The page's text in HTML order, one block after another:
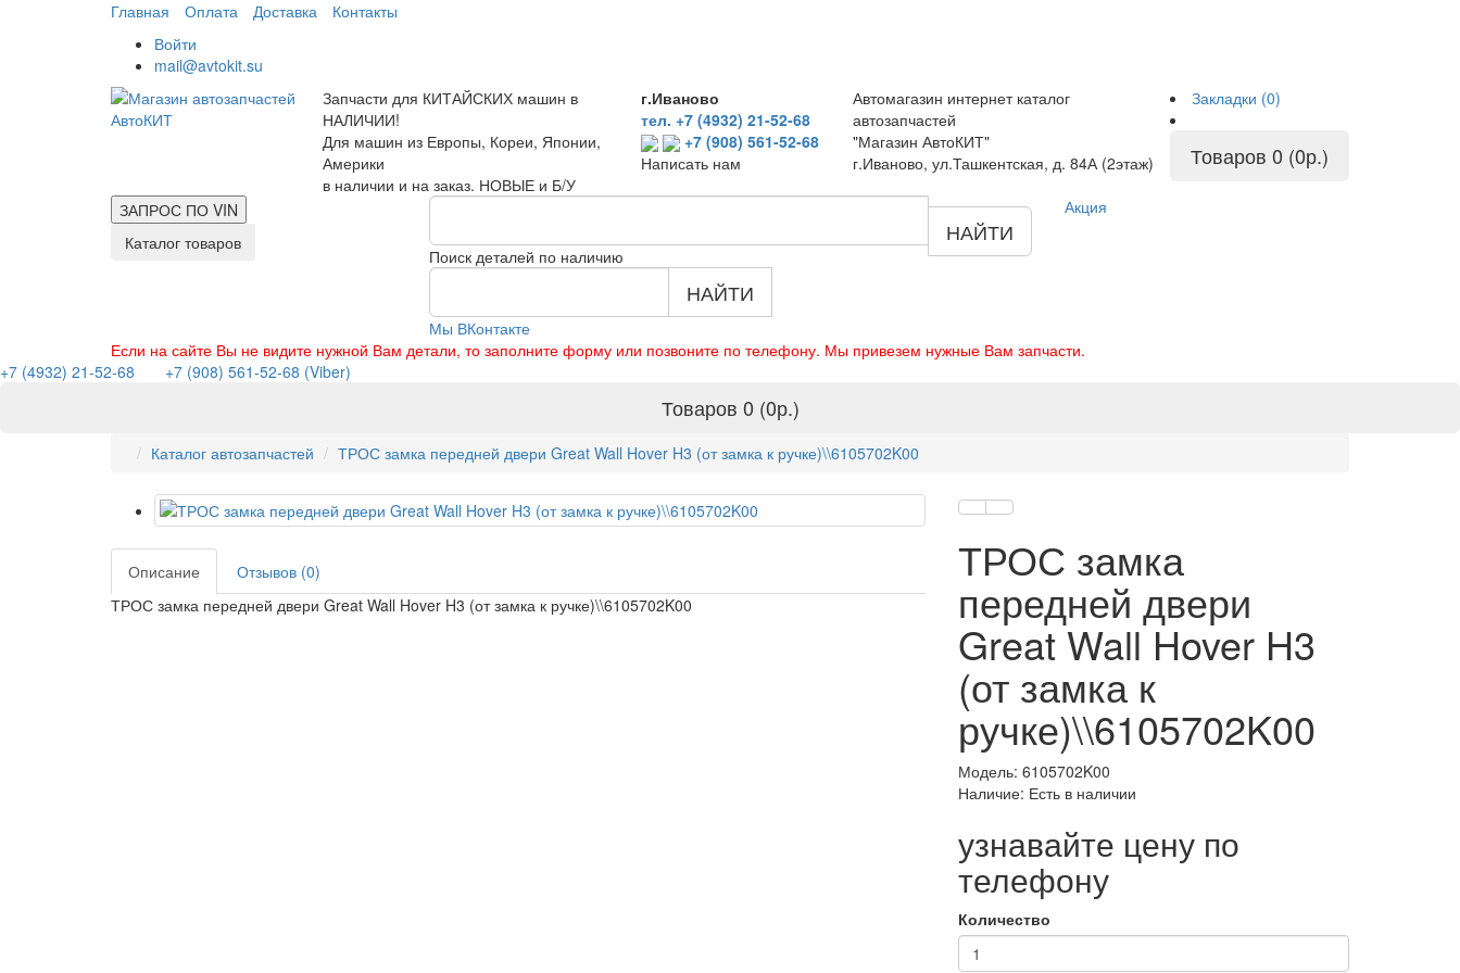
Главная Оплата Доставка
Контакты
Войти
mail@avtokit.su
Запчасти для КИТАЙСКИХ машин в
НАЛИЧИИ!
Для машин из Европы, Кореи, Японии,
Америки
в наличии и на заказ. НОВЫЕ и Б/У
г.Иваново
тел. +7 (4932) 21-52-68
+7 (908) 561-52-68
Написать нам
Автомагазин интернет каталог
автозапчастей
"Магазин АвтоКИТ"
г.Иваново, ул.Ташкентская, д. 84А (2этаж)
Закладки (0)
Товаров 0 (0р.)
ЗАПРОС ПО VIN
Каталог товаров
Поиск деталей по наличию
НАЙТИ
НАЙТИ
Мы ВКонтакте
Акция
Если на сайте Вы не видите нужной Вам детали, то заполните форму или позвоните по телефону. Мы привезем нужные Вам запчасти.
+7 (4932) 21-52-68
+7 (908) 561-52-68 (Viber)
Товаров 0 (0р.)
Каталог автозапчастей ТРОС замка передней двери Great Wall Hover H3 (от замка к ручке)\\6105702K00
Описание
Отзывов (0)
ТРОС замка передней двери Great Wall Hover H3 (от замка к ручке)\\6105702K00
ТРОС замка
передней двери
Great Wall Hover H3
(от замка к
ручке)\\6105702K00
Модель: 6105702K00
Наличие: Есть в наличии
узнавайте цену по
телефону
Количество